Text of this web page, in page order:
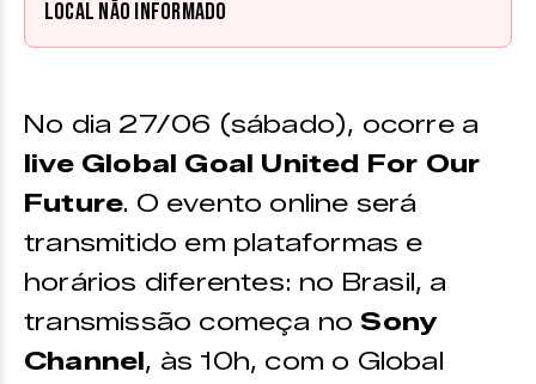
Local não informado
No dia 27/06 (sábado), ocorre a
live Global Goal United For Our
Future. O evento online será
transmitido em plataformas e
horários diferentes: no Brasil, a
transmissão começa no Sony
Channel, às 10h, com o Global